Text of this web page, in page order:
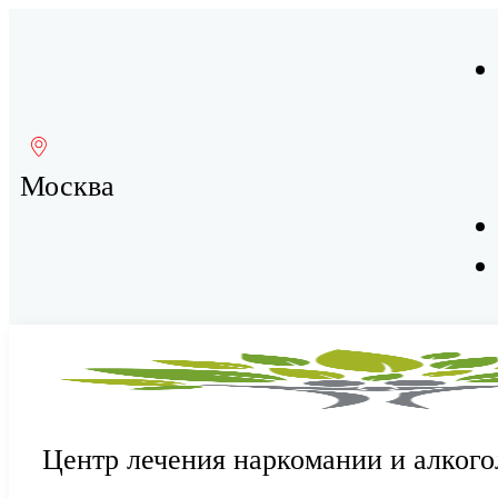
Москва
Центр лечения наркомании и